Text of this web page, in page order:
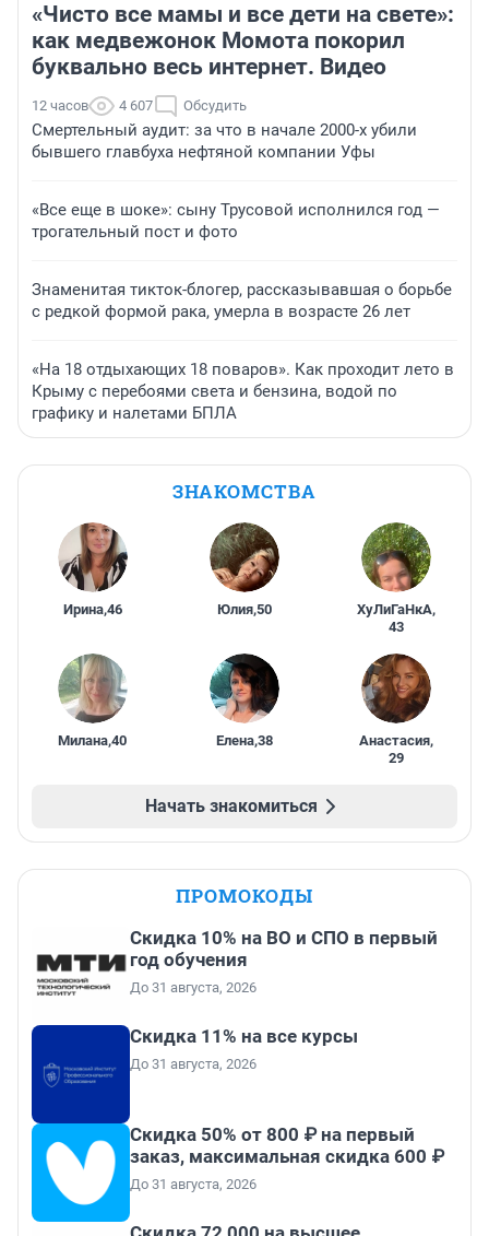
«Чисто все мамы и все дети на свете»:
как медвежонок Момота покорил
буквально весь интернет. Видео
12 часов 4 607 Обсудить
Смертельный аудит: за что в начале 2000-х убили
бывшего главбуха нефтяной компании Уфы
«Все еще в шоке»: сыну Трусовой исполнился год —
трогательный пост и фото
Знаменитая тикток-блогер, рассказывавшая о борьбе
с редкой формой рака, умерла в возрасте 26 лет
«На 18 отдыхающих 18 поваров». Как проходит лето в
Крыму с перебоями света и бензина, водой по
графику и налетами БПЛА
ЗНАКОМСТВА
Ирина,46 Юлия,50 ХуЛиГаНкА,
43
Милана,40 Елена,38 Анастасия,
29
Начать знакомиться
ПРОМОКОДЫ
Скидка 10% на ВО и СПО в первый
год обучения
До 31 августа, 2026
Скидка 11% на все курсы
До 31 августа, 2026
Скидка 50% от 800 ₽ на первый
заказ, максимальная скидка 600 ₽
До 31 августа, 2026